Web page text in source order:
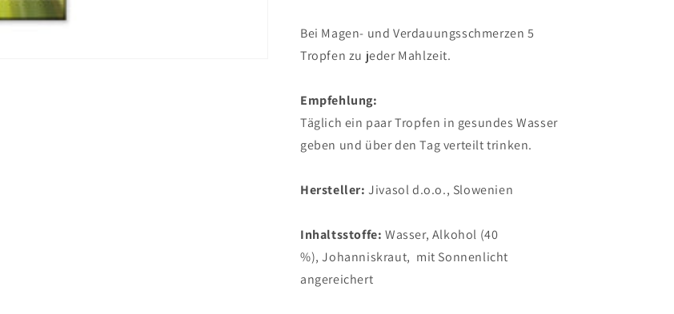
Bei Magen- und Verdauungsschmerzen 5
Tropfen zu jeder Mahlzeit.
Empfehlung:
Täglich ein paar Tropfen in gesundes Wasser
geben und über den Tag verteilt trinken.
Hersteller:Jivasold.o.o., Slowenien
Inhaltsstoffe: Wasser, Alkohol (40
%), Johanniskraut, mit Sonnenlicht
angereichert